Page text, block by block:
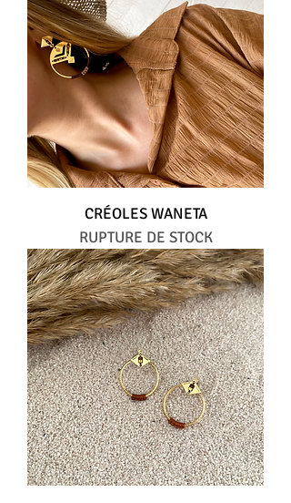
CRÉOLES WANETA
RUPTURE DE STOCK